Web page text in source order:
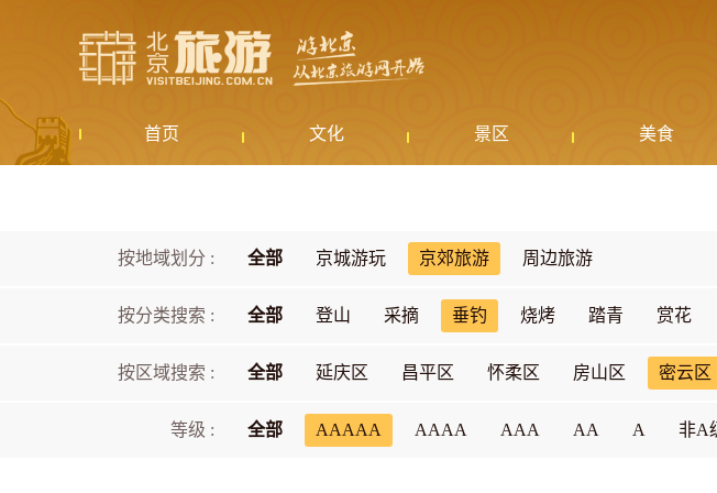
首页 文化 景区 美食
按地域划分 : 全部 京城游玩 京郊旅游 周边旅游
按分类搜索 : 全部 登山 采摘 垂钓 烧烤 踏青 赏花
按区域搜索 : 全部 延庆区 昌平区 怀柔区 房山区 密云区
等级 : 全部 AAAAA AAAA AAA AA A 非A